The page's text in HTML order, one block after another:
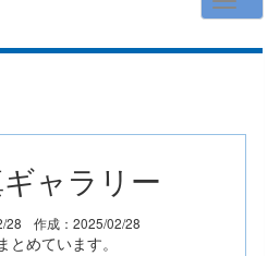
ャラリー
28 作成：2025/02/28
めています。